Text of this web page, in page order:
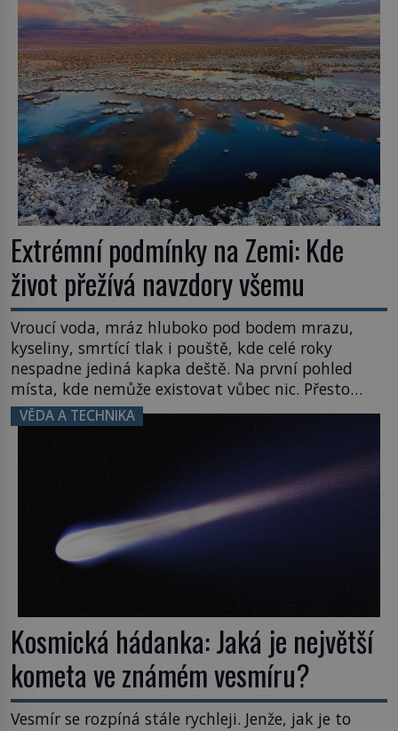
Většina lidí vnímá rákos jen jako obyčejnou kulisu
letního koupání. Stačí se však podívat […]
Extrémní podmínky na Zemi: Kde
život přežívá navzdory všemu
Vroucí voda, mráz hluboko pod bodem mrazu,
kyseliny, smrtící tlak i pouště, kde celé roky
nespadne jediná kapka deště. Na první pohled
místa, kde nemůže existovat vůbec nic. Přesto
právě tady vědci objevují organismy, které
posouvají hranice života. Každý nový nález mění
naše představy o tom, co všechno dokáže příroda a
napovídá, kde bychom jednou […]
VĚDA A TECHNIKA
Kosmická hádanka: Jaká je největší
kometa ve známém vesmíru?
Vesmír se rozpíná stále rychleji. Jenže, jak je to